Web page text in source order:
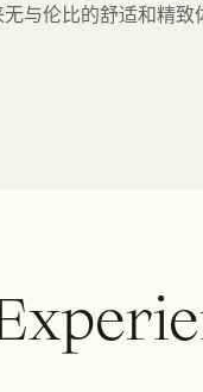
与伦比的舒适和精致
xperie